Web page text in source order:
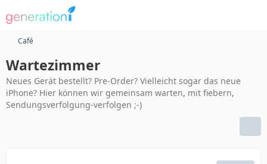
Café
Wartezimmer
Neues Gerät bestellt? Pre-Order? Vielleicht sogar das neue
iPhone? Hier können wir gemeinsam warten, mit fiebern,
Sendungsverfolgung-verfolgen ;-)